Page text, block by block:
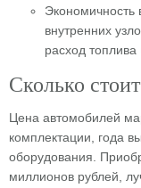
Экономичность
внутренних
расход
Сколько
Цена автомобилей
комплектации, года
оборудования.
миллионов рублей,